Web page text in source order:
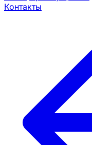
Контакты